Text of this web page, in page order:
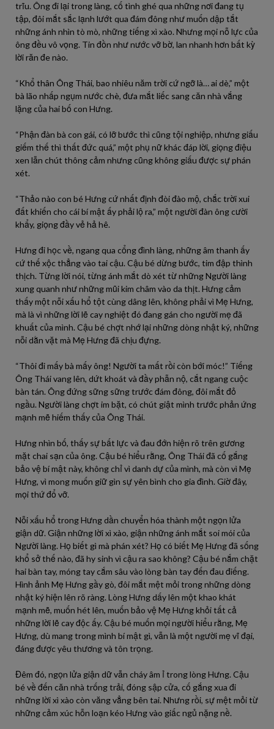
trĩu. Ông đi lại trong làng, cố tình ghé qua những nơi đang tụ
tập, đôi mắt sắc lạnh lướt qua đám đông như muốn dập tắt
những ánh nhìn tò mò, những tiếng xì xào. Nhưng mọi nỗ lực của
ông đều vô vọng. Tin đồn như nước vỡ bờ, lan nhanh hơn bất kỳ
lời răn đe nào.
“Khổ thân Ông Thái, bao nhiêu năm trời cứ ngỡ là… ai dè,” một
bà lão nhấp ngụm nước chè, đưa mắt liếc sang căn nhà vắng
lặng của hai bố con Hưng.
“Phận đàn bà con gái, có lỡ bước thì cũng tội nghiệp, nhưng giấu
giếm thế thì thất đức quá,” một phụ nữ khác đáp lời, giọng điệu
xen lẫn chút thông cảm nhưng cũng không giấu được sự phán
xét.
“Thảo nào con bé Hưng cứ nhất định đòi đào mộ, chắc trời xui
đất khiến cho cái bí mật ấy phải lộ ra,” một người đàn ông cười
khẩy, giọng đầy vẻ hả hê.
Hưng đi học về, ngang qua cổng đình làng, những âm thanh ấy
cứ thế xộc thẳng vào tai cậu. Cậu bé dừng bước, tim đập thình
thịch. Từng lời nói, từng ánh mắt dò xét từ những Người làng
xung quanh như những mũi kim châm vào da thịt. Hưng cảm
thấy một nỗi xấu hổ tột cùng dâng lên, không phải vì Mẹ Hưng,
mà là vì những lời lẽ cay nghiệt đó đang gán cho người mẹ đã
khuất của mình. Cậu bé chợt nhớ lại những dòng nhật ký, những
nỗi dằn vặt mà Mẹ Hưng đã chịu đựng.
“Thôi đi mấy bà mấy ông! Người ta mất rồi còn bới móc!” Tiếng
Ông Thái vang lên, dứt khoát và đầy phẫn nộ, cắt ngang cuộc
bàn tán. Ông đứng sững sững trước đám đông, đôi mắt đỏ
ngầu. Người làng chợt im bặt, có chút giật mình trước phản ứng
mạnh mẽ hiếm thấy của Ông Thái.
Hưng nhìn bố, thấy sự bất lực và đau đớn hiện rõ trên gương
mặt chai sạn của ông. Cậu bé hiểu rằng, Ông Thái đã cố gắng
bảo vệ bí mật này, không chỉ vì danh dự của mình, mà còn vì Mẹ
Hưng, vì mong muốn giữ gìn sự yên bình cho gia đình. Giờ đây,
mọi thứ đổ vỡ.
Nỗi xấu hổ trong Hưng dần chuyển hóa thành một ngọn lửa
giận dữ. Giận những lời xì xào, giận những ánh mắt soi mói của
Người làng. Họ biết gì mà phán xét? Họ có biết Mẹ Hưng đã sống
khổ sở thế nào, đã hy sinh vì cậu ra sao không? Cậu bé nắm chặt
hai bàn tay, móng tay cắm sâu vào lòng bàn tay đến đau điếng.
Hình ảnh Mẹ Hưng gầy gò, đôi mắt mệt mỏi trong những dòng
nhật ký hiện lên rõ ràng. Lòng Hưng dấy lên một khao khát
mạnh mẽ, muốn hét lên, muốn bảo vệ Mẹ Hưng khỏi tất cả
những lời lẽ cay độc ấy. Cậu bé muốn mọi người hiểu rằng, Mẹ
Hưng, dù mang trong mình bí mật gì, vẫn là một người mẹ vĩ đại,
đáng được yêu thương và tôn trọng.
Đêm đó, ngọn lửa giận dữ vẫn cháy âm ỉ trong lòng Hưng. Cậu
bé về đến căn nhà trống trải, đóng sập cửa, cố gắng xua đi
những lời xì xào còn văng vẳng bên tai. Nhưng rồi, sự mệt mỏi từ
những cảm xúc hỗn loạn kéo Hưng vào giấc ngủ nặng nề.